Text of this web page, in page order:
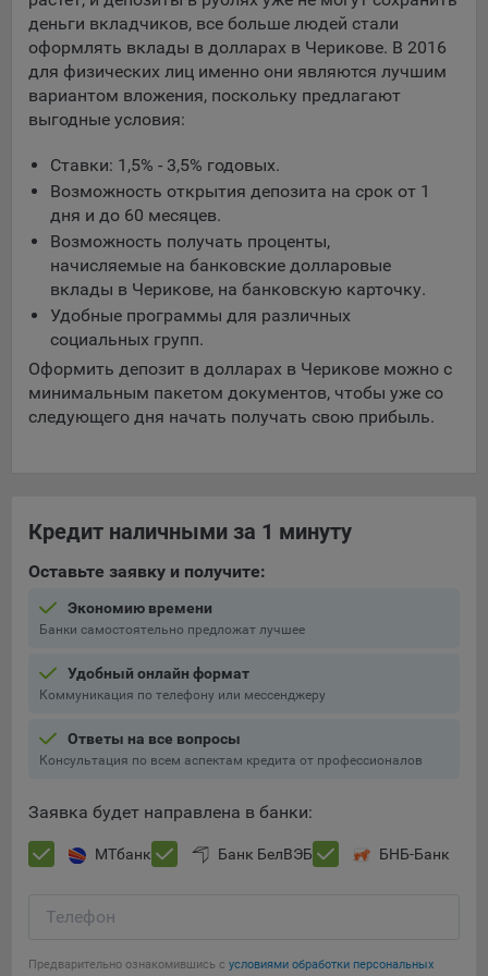
составить представление о тенденциях использования
сайта в целом. Общество использует информацию для
анализа трафика на сайтах.
9.5. Файлы cookie, применяемые для определения целевой
аудитории и в рекламных целях, например Яндекс.Метрика,
Технические/Функциональные, хранятся не более года;
Необходимые для функционирования веб-аналитических
платформ «Google Analytics», «Яндекс.Метрика»
(статистические), установлены на сервере Общества и не
передаются третьим лицам, часть из которых хранятся во
время пользования сайтом;
Остальные - не более года.
Отключение аналитических файлов cookie не позволяет
определять предпочтения пользователей сайта, в том числе
При этом, некоторые браузеры позволяют посещать
интернет-сайты в режиме «Инкогнито», чтобы ограничить
хранимый на компьютере объем информации и
того, субъект персональных данных может удалить ранее
сохраненные файлов cookie выбрав соответствующую
Подробнее о параметрах управления можно ознакомиться,
соответствующие страницы сайтов основных браузеров:
Chrome
Safari
Microsoft Edge
Сохранить по умолчанию
деньги вкладчиков, все больше людей стали
оформлять вклады в долларах в Черикове. В 2016
для физических лиц именно они являются лучшим
вариантом вложения, поскольку предлагают
выгодные условия:
Ставки: 1,5% - 3,5% годовых.
Возможность открытия депозита на срок от 1
дня и до 60 месяцев.
Возможность получать проценты,
начисляемые на банковские долларовые
вклады в Черикове, на банковскую карточку.
Удобные программы для различных
социальных групп.
Оформить депозит в долларах в Черикове можно с
минимальным пакетом документов, чтобы уже со
следующего дня начать получать свою прибыль.
Кредит наличными за 1 минуту
Оставьте заявку и получите:
Экономию времени
Банки самостоятельно предложат лучшее
Удобный онлайн формат
Коммуникация по телефону или мессенджеру
Ответы на все вопросы
Консультация по всем аспектам кредита от профессионалов
Заявка будет направлена в банки:
МТбанк Банк БелВЭБ БНБ-Банк
Телефон
Предварительно ознакомившись с условиями обработки персональных